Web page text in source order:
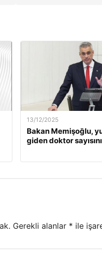
13/12/2025
Bakan Memişoğlu,
giden doktor
Gerekli alanlar * ile